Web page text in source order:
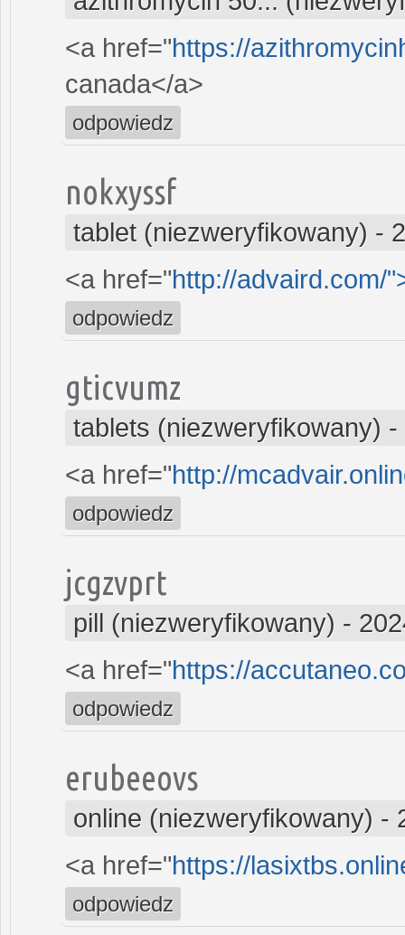
<a href="https://
canada</a>
odpowiedz
nokxyssf
tablet (niezweryfikowany) -
<a href="http://advaird.com/
odpowiedz
gticvumz
tablets (niezweryfikowany) -
<a href="http://
odpowiedz
jcgzvprt
pill (niezweryfikowany) -
<a href="https://
odpowiedz
erubeeovs
online (niezweryfikowany) -
<a href="https://
odpowiedz